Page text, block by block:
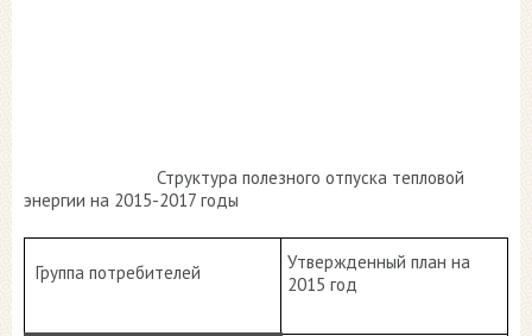
Структура полезного отпуска тепловой
энергии на 2015-2017 годы
Группа потребителей
Утвержденный план на
2015 год